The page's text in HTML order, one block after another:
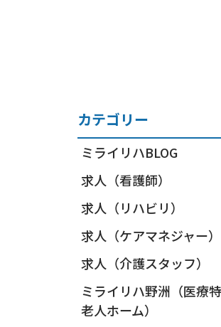
カテゴリー
ミライリハBLOG
求人（看護師）
求人（リハビリ）
求人（ケアマネジャー）
求人（介護スタッフ）
ミライリハ野洲（医療
老人ホーム）